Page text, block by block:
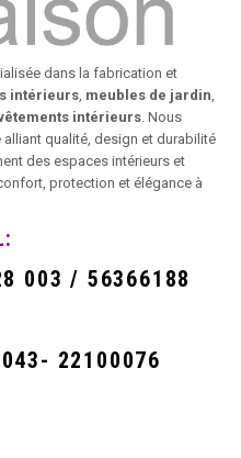
dans la fabrication et
intérieurs, meubles de jardin,
intérieurs. Nous
qualité, design et durabilité
des espaces intérieurs et
protection et élégance à
003 / 56366188
22100076